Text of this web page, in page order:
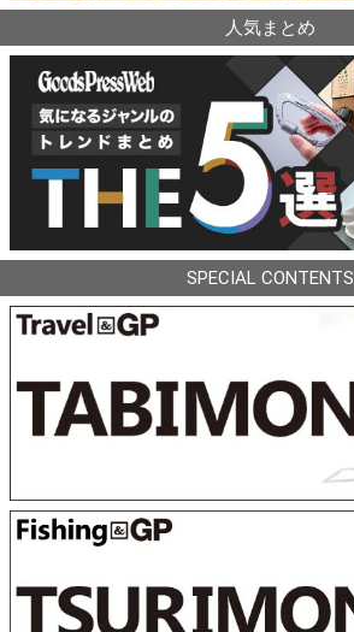
人気まとめ
SPECIAL CONTENTS